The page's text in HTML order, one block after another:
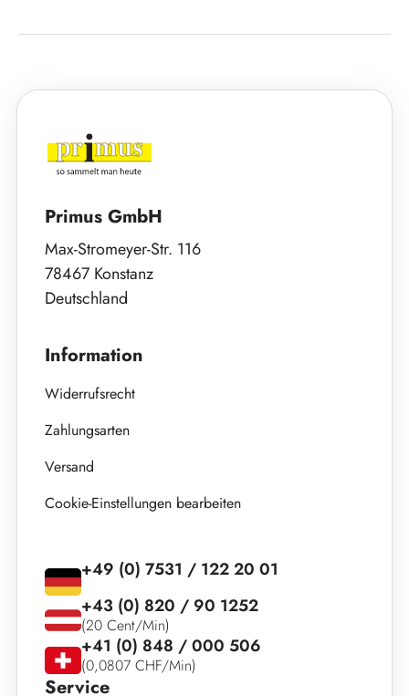
Primus GmbH
Max-Stromeyer-Str. 116
78467 Konstanz
Deutschland
Information
Widerrufsrecht
Zahlungsarten
Versand
Cookie-Einstellungen bearbeiten
Service
+49 (0) 7531 / 122 20 01
+43 (0) 820 / 90 1252
(20 Cent/Min)
+41 (0) 848 / 000 506
(0,0807 CHF/Min)